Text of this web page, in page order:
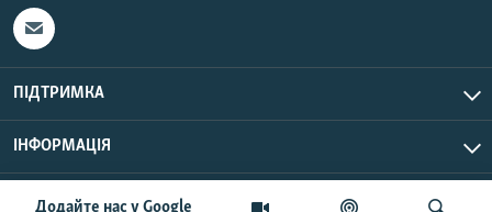
Додайте нас у Google
ПІДТРИМКА
ІНФОРМАЦІЯ
© Радіо Свобода, 2026 | Усі права застережено.
UTC+3